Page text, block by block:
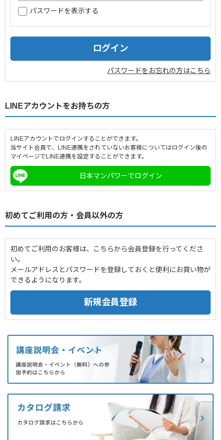
企業情報
採用情報
パスワードを表示する
パスワードをお忘れの方はこちら
LINEアカウントをお持ちの方
LINEアカウントでログインすることができます。
当サイト会員で、LINE連携をされていないお客様についてはログイン後の
マイページでLINE連携を設定することができます。
日本マンパワーでログイン
初めてご利用の方・会員以外の方
初めてご利用のお客様は、こちらから会員登録を行ってくださ
い。
メールアドレスとパスワードを登録しておくと便利にお買い物が
できるようになります。